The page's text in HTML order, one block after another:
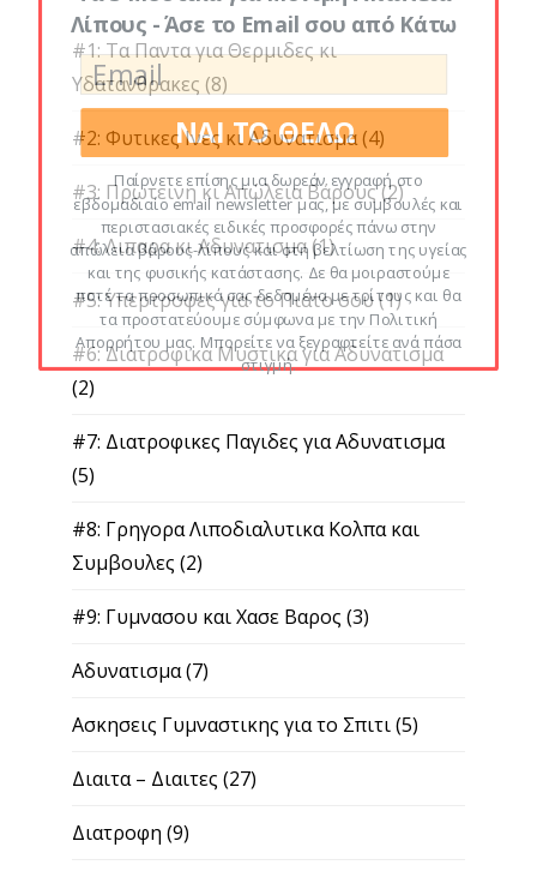
#1: Τα Παντα για Θερμιδες κι
Υδατανθρακες (8)
#2: Φυτικες Ινες κι Αδυνατισμα(4)
#3: Πρωτεινη κι Απώλεια Βάρους(2)
#4: Λιπαρα κι Αδυνατισμα(1)
#5: Υπερτροφες για το Πιατο σου(1)
#6: Διατροφικα Μυστικα για Αδυνατισμα
(2)
#7: Διατροφικες Παγιδες για Αδυνατισμα
(5)
#8: Γρηγορα Λιποδιαλυτικα Κολπα και
Συμβουλες (2)
#9: Γυμνασου και Χασε Βαρος (3)
Αδυνατισμα(7)
Ασκησεις Γυμναστικης για το Σπιτι(5)
Διαιτα – Διαιτες (27)
Διατροφη (9)
Λίπους - Άσε το Email σου από Κάτω
ΝΑΙ ΤΟ ΘΕΛΩ
Παίρνετε επίσης μια δωρεάν εγγραφή στο
εβδομαδιαίο email newsletter μας, με συμβουλές και
περιστασιακές ειδικές προσφορές πάνω στην
απώλεια βάρους-λίπους και στη βελτίωση της υγείας
και της φυσικής κατάστασης. Δε θα μοιραστούμε
ποτέ τα προσωπικά σας δεδομένα με τρίτους και θα
τα προστατεύουμε σύμφωνα με την Πολιτική
Απορρήτου μας. Μπορείτε να ξεγραφτείτε ανά πάσα
στιγμή.